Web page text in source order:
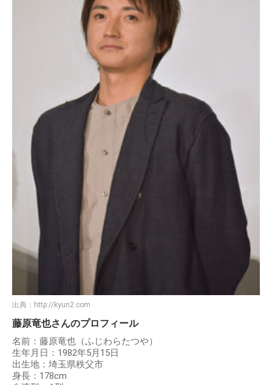
出典： http://kyun2.com
藤原竜也さんのプロフィール
名前：藤原竜也（ふじわらたつや）
生年月日：1982年5月15日
出生地：埼玉県秩父市
身長：178cm